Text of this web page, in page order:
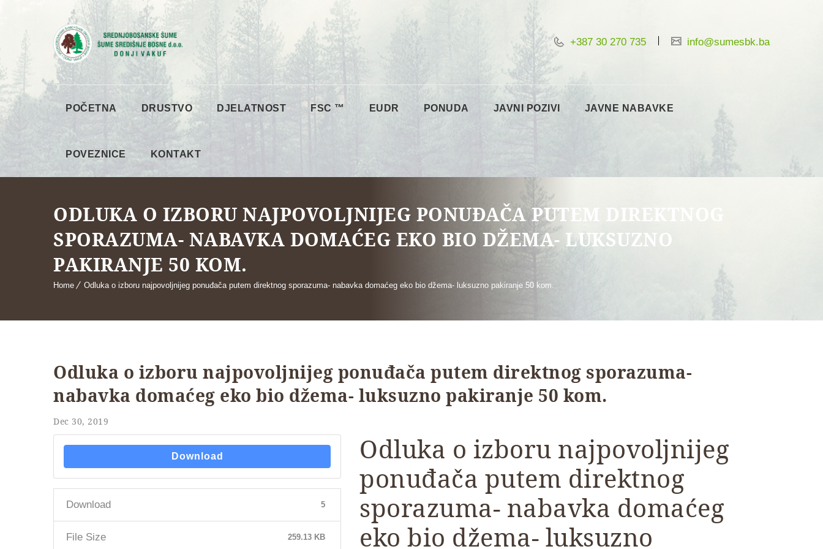
+387 30 270 735 info@sumesbk.ba
POČETNA DRUSTVO DJELATNOST FSC ™ EUDR PONUDA JAVNI POZIVI JAVNE NABAVKE
POVEZNICE KONTAKT
ODLUKA O IZBORU NAJPOVOLJNIJEG PONUĐAČA PUTEM DIREKTNOG
SPORAZUMA- NABAVKA DOMAĆEG EKO BIO DŽEMA- LUKSUZNO
PAKIRANJE 50 KOM.
Home Odluka o izboru najpovoljnijeg ponuđača putem direktnog sporazuma- nabavka domaćeg eko bio džema- luksuzno pakiranje 50 kom.
Odluka o izboru najpovoljnijeg ponuđača putem direktnog sporazuma-
nabavka domaćeg eko bio džema- luksuzno pakiranje 50 kom.
Dec 30, 2019
Download
Download 5
File Size 259.13 KB
Odluka o izboru najpovoljnijeg
ponuđača putem direktnog
sporazuma- nabavka domaćeg
eko bio džema- luksuzno